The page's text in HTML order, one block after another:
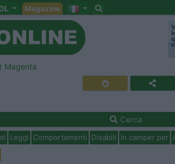
Magazine
Cerca
Leggi Comportamenti Disabili In camper per